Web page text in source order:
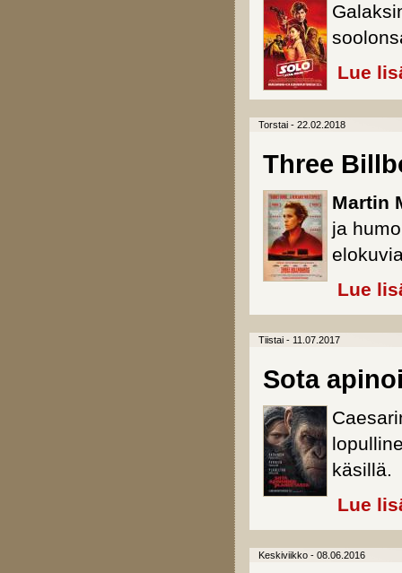
Lue
Torstai - 22.02.2018
Three
Martin
ja
Lue
Tiistai - 11.07.2017
Sota
käsillä.
Lue
Keskiviikko - 08.06.2016